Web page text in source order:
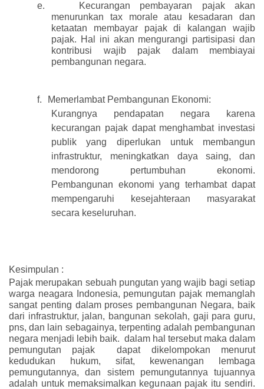
e.
Kecurangan pembayaran pajak akan
menurunkan tax morale atau kesadaran dan
ketaatan membayar pajak di kalangan wajib
pajak. Hal ini akan mengurangi partisipasi dan
kontribusi wajib pajak dalam membiayai
pembangunan negara.
f.
Memerlambat Pembangunan Ekonomi:
Kurangnya pendapatan negara karena
kecurangan pajak dapat menghambat investasi
publik yang diperlukan untuk membangun
infrastruktur, meningkatkan daya saing, dan
mendorong pertumbuhan ekonomi.
Pembangunan ekonomi yang terhambat dapat
mempengaruhi kesejahteraan masyarakat
secara keseluruhan.
Kesimpulan :
Pajak merupakan sebuah pungutan yang wajib bagi setiap
warga neagara Indonesia, pemungutan pajak memanglah
sangat penting dalam proses pembangunan Negara, baik
dari infrastruktur, jalan, bangunan sekolah, gaji para guru,
pns, dan lain sebagainya, terpenting adalah pembangunan
negara menjadi lebih baik. dalam hal tersebut maka dalam
pemungutan pajak
dapat dikelompokan menurut
kedudukan hukum, sifat, kewenangan lembaga
pemungutannya, dan sistem pemungutannya tujuannya
adalah untuk memaksimalkan kegunaan pajak itu sendiri.